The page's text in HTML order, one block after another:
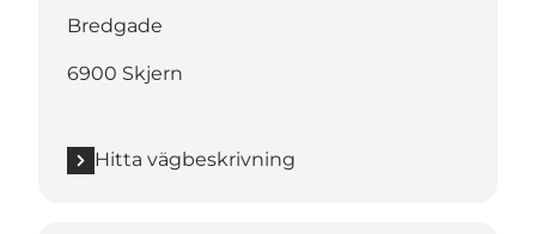
Bredgade
6900 Skjern
Hitta vägbeskrivning